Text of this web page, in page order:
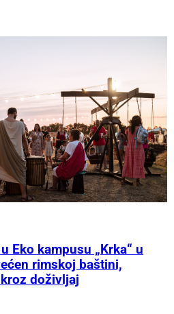
Eko kampusu „Krka“ u
rimskoj baštini,
doživljaj